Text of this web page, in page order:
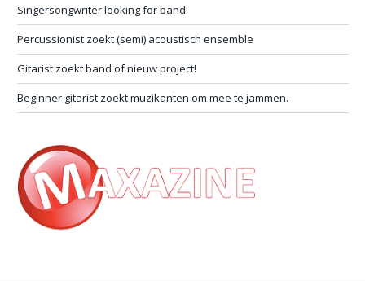
Singersongwriter looking for band!
Percussionist zoekt (semi) acoustisch ensemble
Gitarist zoekt band of nieuw project!
Beginner gitarist zoekt muzikanten om mee te jammen.